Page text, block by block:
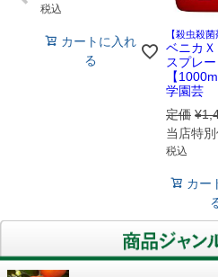
税込
カートに入れ
る
【殺虫殺菌
ベニカ
スプレー
【
学園芸
定価 ¥
当店特
税込
カー